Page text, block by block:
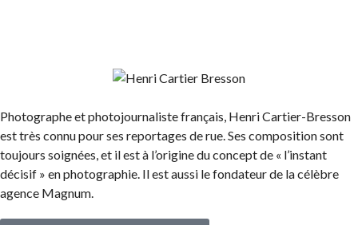
Photographe et photojournaliste français, Henri Cartier-Bresson
est très connu pour ses reportages de rue. Ses composition sont
toujours soignées, et il est à l’origine du concept de « l’instant
décisif » en photographie. Il est aussi le fondateur de la célèbre
agence Magnum.